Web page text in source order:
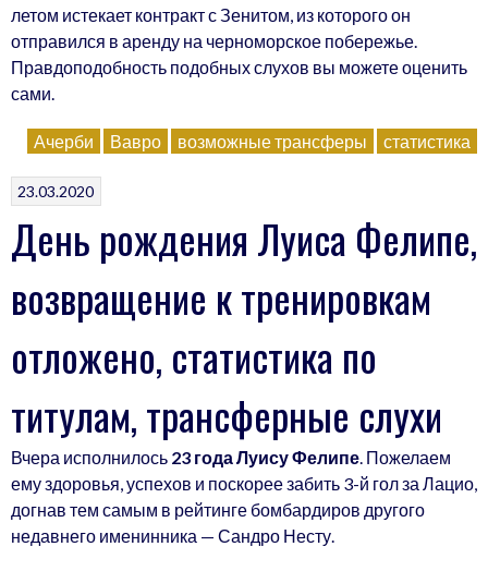
летом истекает контракт с Зенитом, из которого он
отправился в аренду на черноморское побережье.
Правдоподобность подобных слухов вы можете оценить
сами.
Ачерби Вавро возможные трансферы статистика
23.03.2020
День рождения Луиса Фелипе,
возвращение к тренировкам
отложено, статистика по
титулам, трансферные слухи
Вчера исполнилось 23 года Луису Фелипе . Пожелаем
ему здоровья, успехов и поскорее забить 3-й гол за Лацио,
догнав тем самым в рейтинге бомбардиров другого
недавнего именинника — Сандро Несту.